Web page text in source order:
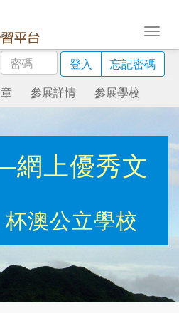
密
碼
登入
忘記密碼
參展詳情 參展學校
網上優秀文
杯澳公立學校